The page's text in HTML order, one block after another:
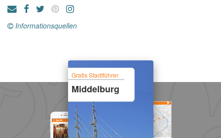
Informationsquellen
Gratis Stadtführer
Middelburg